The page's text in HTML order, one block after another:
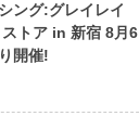
ング:グレイレイ
ストア in 新宿 8月6
開催!